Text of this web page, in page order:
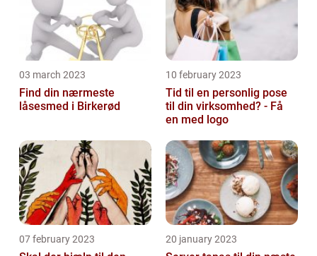
03 march 2023
Find din nærmeste
låsesmed i Birkerød
10 february 2023
Tid til en personlig pose
til din virksomhed? - Få
en med logo
07 february 2023 20 january 2023